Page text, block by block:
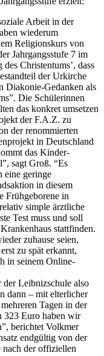
Arbeit in der
wiederum
Religionskurs von
Jahrgangsstufe 7 im
Christentums’, dass
der Urkirche
Diakonie-Gedanken als
Die Schülerinnen
das konkret umsetzen
der F.A.Z. zu
der renommierten
in Deutschland
das Kinder-
sagt Groß. “Es
eine geringe
in diesem
Frühgeborene in
simple ärztliche
Test muss und soll
stattfinden.
zuhause seien,
zu spät erkannt,
in seinem Online-
Leibnizschule also
dann – mit elterlicher
Tagen in der
323 Euro haben wir
berichtet Volkmer
endgültig von der
nach der offiziellen